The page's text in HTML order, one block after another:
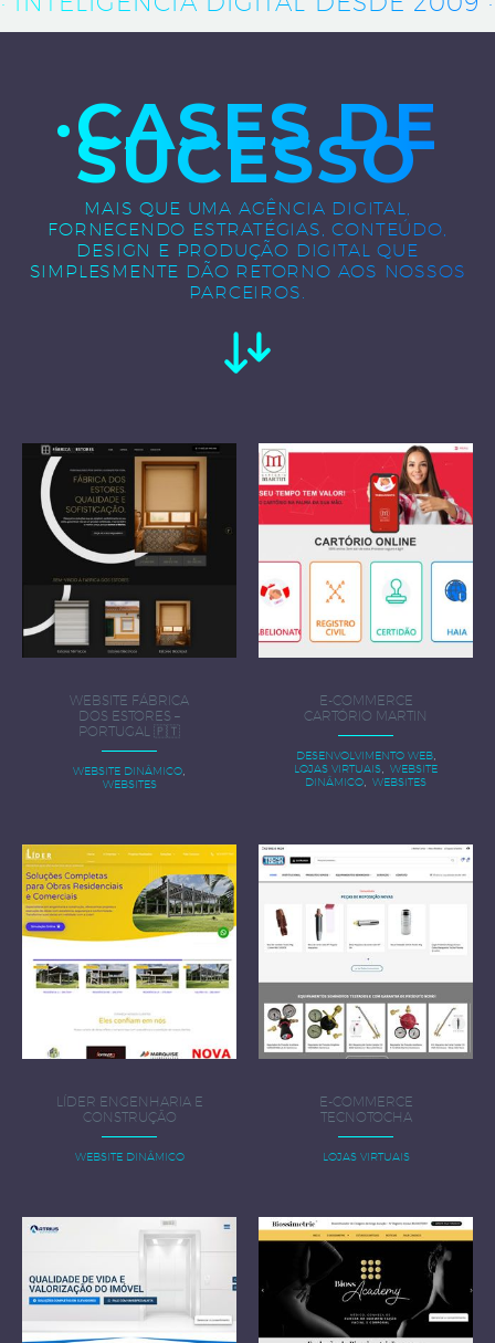
·CASES DE
SUCESSO
MAIS QUE UMA AGÊNCIA DIGITAL,
FORNECENDO ESTRATÉGIAS, CONTEÚDO,
DESIGN E PRODUÇÃO DIGITAL QUE
SIMPLESMENTE DÃO RETORNO AOS NOSSOS
PARCEIROS.
WEBSITE FÁBRICA
DOS ESTORES –
PORTUGAL 🇵🇹
WEBSITE DINÂMICO,
WEBSITES
E-COMMERCE
CARTÓRIO MARTIN
DESENVOLVIMENTO WEB,
LOJAS VIRTUAIS, WEBSITE
DINÂMICO, WEBSITES
LÍDER ENGENHARIA E
CONSTRUÇÃO
WEBSITE DINÂMICO
E-COMMERCE
TECNOTOCHA
LOJAS VIRTUAIS